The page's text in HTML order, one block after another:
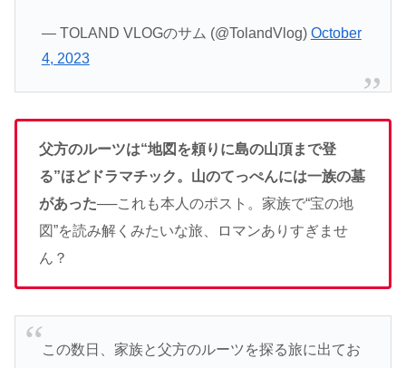
— TOLAND VLOGのサム (@TolandVlog) October
4, 2023
父方のルーツは“地図を頼りに島の山頂まで登
る”ほどドラマチック。山のてっぺんには一族の墓
があった──これも本人のポスト。家族で“宝の地
図”を読み解くみたいな旅、ロマンありすぎませ
ん？
この数日、家族と父方のルーツを探る旅に出てお